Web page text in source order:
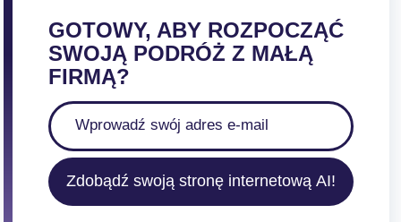
GOTOWY, ABY ROZPOCZĄĆ
SWOJĄ PODRÓŻ Z MAŁĄ
FIRMĄ?
Zdobądź swoją stronę internetową AI!